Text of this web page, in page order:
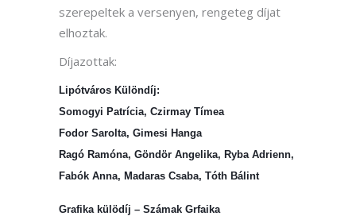
szerepeltek a versenyen, rengeteg díjat
elhoztak.
Díjazottak:
Lipótváros Különdíj:
Somogyi Patrícia, Czirmay Tímea
Fodor Sarolta, Gimesi Hanga
Ragó Ramóna, Göndör Angelika, Ryba Adrienn,
Fabók Anna, Madaras Csaba, Tóth Bálint
Grafika külödíj – Számak Grfaika